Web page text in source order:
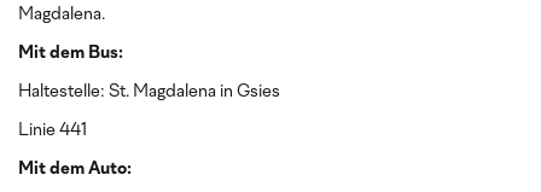
Magdalena.
Mit dem Bus:
Haltestelle: St. Magdalena in Gsies
Linie 441
Mit dem Auto: